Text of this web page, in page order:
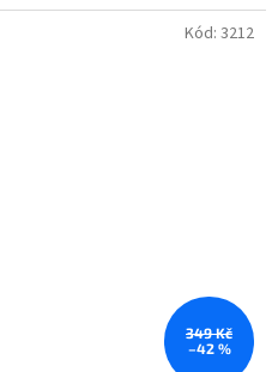
349 Kč
–42 %
Kód: 3212